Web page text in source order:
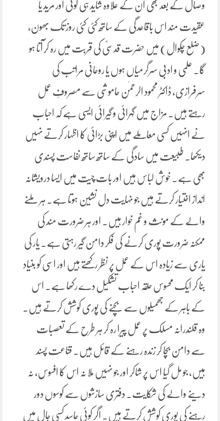
وصال کے بعد بھی ان کے علاوہ شاید ہی کوئی اور مرید یا
عقیدت مند اس باقاعدگی کے ساتھ کئی کئی روز تک بھون،
(ضلع چکوال) میں حضرت قدسیؒ کی قربت میں رہ کر آتا ہو
گا۔ علمی و ادبی سرگرمیاں ہوں یا روحانی مراتب کی
سرفرازی، ڈاکٹر محمود الرحمٰن حاموشی سے مصروفِ عمل
رہتے ہیں۔ مزاج میں گہرائی و گیرائی ایسی ہے کہ احباب
نے انہیں کسی معاملے میں اپنی بڑائی کا اظہار کرتے نہیں
دیکھا۔ طبیعت میں سادگی کے ساتھ ساتھ نفاست پسندی
بھی ہے۔ خوش لباس ہیں اور بات چیت میں ایسا درویشانہ
انداز اختیار کرتے ہیں جو نہایت دل نشین ہوتا ہے۔ ہر ملنے
والے کے مونث و غم خوار ہیں۔ اور ہر ضرورت مند کی
ممکنہ ضرورت پوری کرنے کی فکر دامن گیر رہتی ہے۔ یار کی
یاری سے زیادہ اس کے عمل پر نظر رکھتے ہیں اور اسی کو بنیاد
بنا کر ایک محسوس حلقہ احباب تشکیل دے رکھا ہے۔ اس
کے باہر کے جھمیلوں سے بچنے کی پوری کوشش کرتے ہیں۔
وہ قلندرانہ مسلک پر عمل پیرا رہ کر ہر طرح کے تعصبات
سے دامن بچا کر زندہ رہنے کے قائل ہیں۔ قناعت پسند
ہیں، جو مل گیا اس پر شاکر اور جو نہیں ملا نہ اس کا افسوس، نہ
دینے والے کی شکایت۔ دفتری سازشوں سے کوسوں دور
رہنے کی پوری کوشش کرتے ہیں۔ اگر کوئی حاسد کسی جال میں